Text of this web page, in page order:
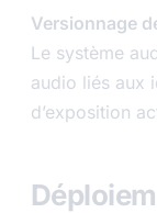
Versionnage
Le système
audio liés aux
d’exposition